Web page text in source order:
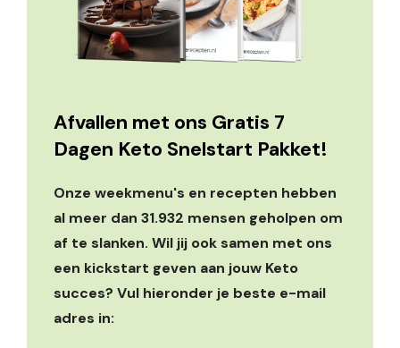
Afvallen met ons Gratis 7
Dagen Keto Snelstart Pakket!
Onze weekmenu's en recepten hebben
al meer dan 31.932 mensen geholpen om
af te slanken. Wil jij ook samen met ons
een kickstart geven aan jouw Keto
succes? Vul hieronder je beste e-mail
adres in: